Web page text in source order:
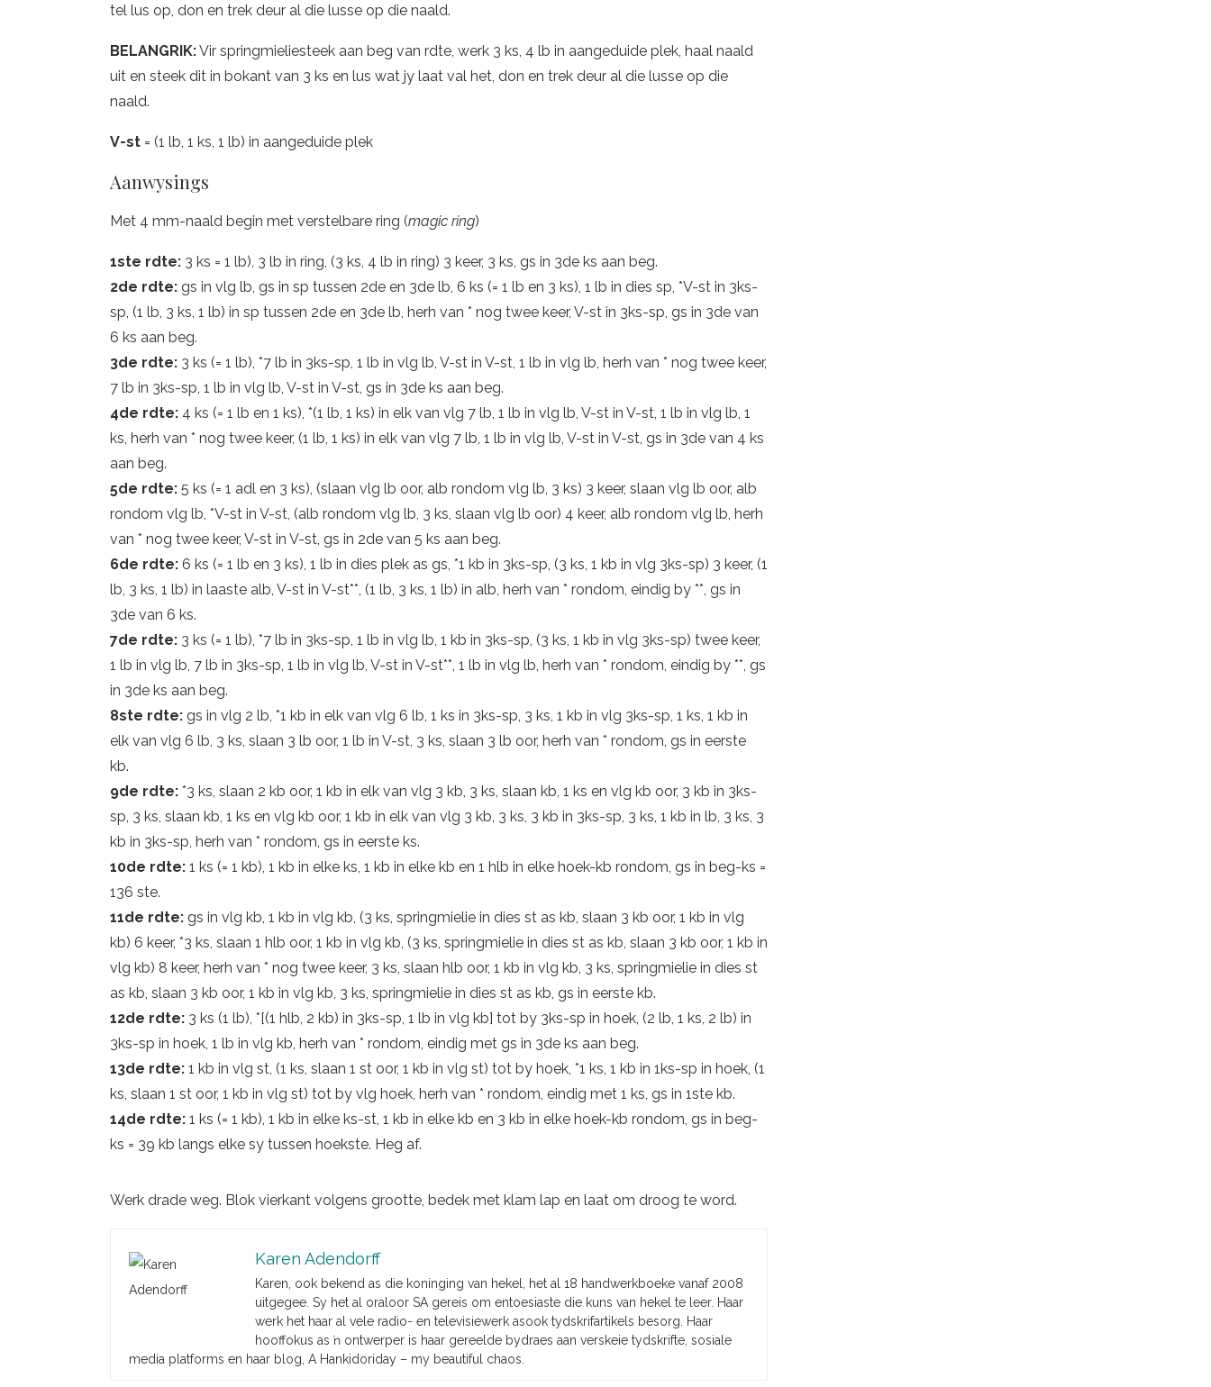
tel lus op, don en trek deur al die lusse op die naald.
BELANGRIK:Vir springmieliesteek aan beg van rdte, werk 3 ks, 4 lb in aangeduide plek, haal naald
uit en steek dit in bokant van 3 ks en lus wat jy laat val het, don en trek deur al die lusse op die
naald.
V-st = (1 lb, 1 ks, 1 lb) in aangeduide plek
Aanwysings
Met 4 mm-naald begin met verstelbare ring (magic ring)
1ste rdte: 3 ks = 1 lb), 3 lb in ring, (3 ks, 4 lb in ring) 3 keer, 3 ks, gs in 3de ks aan beg.
2de rdte: gs in vlg lb, gs in sp tussen 2de en 3de lb, 6 ks (= 1 lb en 3 ks), 1 lb in dies sp, *V-st in 3ks-
sp, (1 lb, 3 ks, 1 lb) in sp tussen 2de en 3de lb, herh van * nog twee keer, V-st in 3ks-sp, gs in 3de van
6 ks aan beg.
3de rdte: 3 ks (= 1 lb), *7 lb in 3ks-sp, 1 lb in vlg lb, V-st in V-st, 1 lb in vlg lb, herh van * nog twee keer,
7 lb in 3ks-sp, 1 lb in vlg lb, V-st in V-st, gs in 3de ks aan beg.
4de rdte: 4 ks (= 1 lb en 1 ks), *(1 lb, 1 ks) in elk van vlg 7 lb, 1 lb in vlg lb, V-st in V-st, 1 lb in vlg lb, 1
ks, herh van * nog twee keer, (1 lb, 1 ks) in elk van vlg 7 lb, 1 lb in vlg lb, V-st in V-st, gs in 3de van 4 ks
aan beg.
5de rdte: 5 ks (= 1 adl en 3 ks), (slaan vlg lb oor, alb rondom vlg lb, 3 ks) 3 keer, slaan vlg lb oor, alb
rondom vlg lb, *V-st in V-st, (alb rondom vlg lb, 3 ks, slaan vlg lb oor) 4 keer, alb rondom vlg lb, herh
van * nog twee keer, V-st in V-st, gs in 2de van 5 ks aan beg.
6de rdte: 6 ks (= 1 lb en 3 ks), 1 lb in dies plek as gs, *1 kb in 3ks-sp, (3 ks, 1 kb in vlg 3ks-sp) 3 keer, (1
lb, 3 ks, 1 lb) in laaste alb, V-st in V-st**, (1 lb, 3 ks, 1 lb) in alb, herh van * rondom, eindig by **, gs in
3de van 6 ks.
7de rdte: 3 ks (= 1 lb), *7 lb in 3ks-sp, 1 lb in vlg lb, 1 kb in 3ks-sp, (3 ks, 1 kb in vlg 3ks-sp) twee keer,
1 lb in vlg lb, 7 lb in 3ks-sp, 1 lb in vlg lb, V-st in V-st**, 1 lb in vlg lb, herh van * rondom, eindig by **, gs
in 3de ks aan beg.
8ste rdte: gs in vlg 2 lb, *1 kb in elk van vlg 6 lb, 1 ks in 3ks-sp, 3 ks, 1 kb in vlg 3ks-sp, 1 ks, 1 kb in
elk van vlg 6 lb, 3 ks, slaan 3 lb oor, 1 lb in V-st, 3 ks, slaan 3 lb oor, herh van * rondom, gs in eerste
kb.
9de rdte: *3 ks, slaan 2 kb oor, 1 kb in elk van vlg 3 kb, 3 ks, slaan kb, 1 ks en vlg kb oor, 3 kb in 3ks-
sp, 3 ks, slaan kb, 1 ks en vlg kb oor, 1 kb in elk van vlg 3 kb, 3 ks, 3 kb in 3ks-sp, 3 ks, 1 kb in lb, 3 ks, 3
kb in 3ks-sp, herh van * rondom, gs in eerste ks.
10de rdte: 1 ks (= 1 kb), 1 kb in elke ks, 1 kb in elke kb en 1 hlb in elke hoek-kb rondom, gs in beg-ks =
136 ste.
11de rdte: gs in vlg kb, 1 kb in vlg kb, (3 ks, springmielie in dies st as kb, slaan 3 kb oor, 1 kb in vlg
kb) 6 keer, *3 ks, slaan 1 hlb oor, 1 kb in vlg kb, (3 ks, springmielie in dies st as kb, slaan 3 kb oor, 1 kb in
vlg kb) 8 keer, herh van * nog twee keer, 3 ks, slaan hlb oor, 1 kb in vlg kb, 3 ks, springmielie in dies st
as kb, slaan 3 kb oor, 1 kb in vlg kb, 3 ks, springmielie in dies st as kb, gs in eerste kb.
12de rdte: 3 ks (1 lb), *[(1 hlb, 2 kb) in 3ks-sp, 1 lb in vlg kb] tot by 3ks-sp in hoek, (2 lb, 1 ks, 2 lb) in
3ks-sp in hoek, 1 lb in vlg kb, herh van * rondom, eindig met gs in 3de ks aan beg.
13de rdte: 1 kb in vlg st, (1 ks, slaan 1 st oor, 1 kb in vlg st) tot by hoek, *1 ks, 1 kb in 1ks-sp in hoek, (1
ks, slaan 1 st oor, 1 kb in vlg st) tot by vlg hoek, herh van * rondom, eindig met 1 ks, gs in 1ste kb.
14de rdte: 1 ks (= 1 kb), 1 kb in elke ks-st, 1 kb in elke kb en 3 kb in elke hoek-kb rondom, gs in beg-
ks = 39 kb langs elke sy tussen hoekste. Heg af.
Werk drade weg. Blok vierkant volgens grootte, bedek met klam lap en laat om droog te word.
Karen Adendorff
Karen, ook bekend as die koninging van hekel, het al 18 handwerkboeke vanaf 2008
uitgegee. Sy het al oraloor SA gereis om entoesiaste die kuns van hekel te leer. Haar
werk het haar al vele radio- en televisiewerk asook tydskrifartikels besorg. Haar
hooffokus as ŉ ontwerper is haar gereelde bydraes aan verskeie tydskrifte, sosiale
media platforms en haar blog, A Hankidoriday – my beautiful chaos.